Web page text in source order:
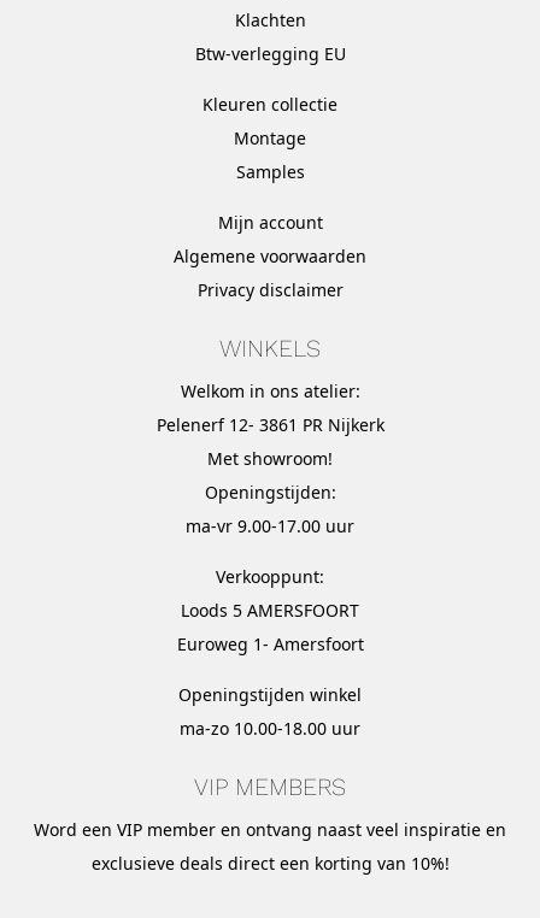
Klachten
Btw-verlegging EU
Kleuren collectie
Montage
Samples
Mijn account
Algemene voorwaarden
Privacy disclaimer
WINKELS
Welkom in ons atelier:
Pelenerf 12- 3861 PR Nijkerk
Met showroom!
Openingstijden:
ma-vr 9.00-17.00 uur
Verkooppunt:
Loods 5 AMERSFOORT
Euroweg 1- Amersfoort
Openingstijden winkel
ma-zo 10.00-18.00 uur
VIP MEMBERS
Word een VIP member en ontvang naast veel inspiratie en
exclusieve deals direct een korting van 10%!